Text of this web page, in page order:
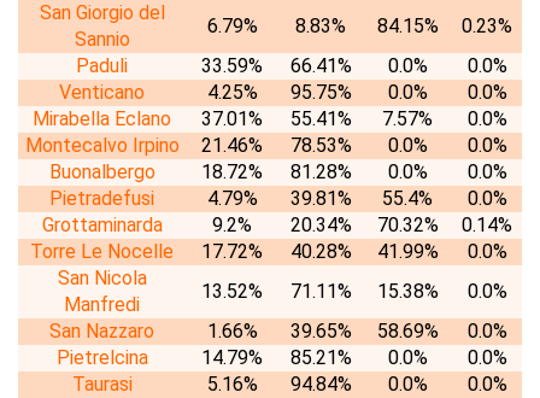
San Giorgio del
Sannio
6.79% 8.83% 84.15%
0.23%
Paduli
33.59% 66.41% 0.0%
0.0%
Venticano
4.25% 95.75% 0.0%
0.0%
Mirabella Eclano
37.01% 55.41% 7.57%
0.0%
Montecalvo Irpino
21.46% 78.53% 0.0%
0.0%
Buonalbergo
18.72% 81.28% 0.0%
0.0%
Pietradefusi
4.79% 39.81% 55.4%
0.0%
Grottaminarda
9.2% 20.34% 70.32%
0.14%
Torre Le Nocelle
17.72% 40.28% 41.99%
0.0%
San Nicola
Manfredi
13.52% 71.11% 15.38%
0.0%
San Nazzaro
1.66% 39.65% 58.69%
0.0%
Pietrelcina
14.79% 85.21% 0.0%
0.0%
Taurasi
5.16% 94.84% 0.0%
0.0%